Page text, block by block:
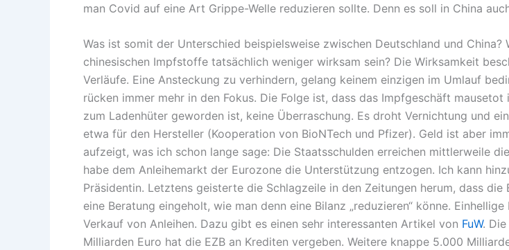
man Covid auf eine Art Grippe-Welle reduzieren sollte. Denn es soll in China
Was ist somit der Unterschied beispielsweise zwischen Deutschland und
chinesischen Impfstoffe tatsächlich weniger wirksam sein? Die Wirksamkeit
Verläufe. Eine Ansteckung zu verhindern, gelang keinem einzigen im Umlauf
rücken immer mehr in den Fokus. Die Folge ist, dass das Impfgeschäft mausetot
zum Ladenhüter geworden ist, keine Überraschung. Es droht Vernichtung und
etwa für den Hersteller (Kooperation von BioNTech und Pfizer). Geld ist aber
aufzeigt, was ich schon lange sage: Die Staatsschulden erreichen mittlerweile
habe dem Anleihemarkt der Eurozone die Unterstützung entzogen. Ich kann
Präsidentin. Letztens geisterte die Schlagzeile in den Zeitungen herum, dass
eine Beratung eingeholt, wie man denn eine Bilanz „reduzieren“ könne.
Verkauf von Anleihen. Dazu gibt es einen sehr interessanten Artikel von FuW.
Milliarden Euro hat die EZB an Krediten vergeben. Weitere knappe 5.000